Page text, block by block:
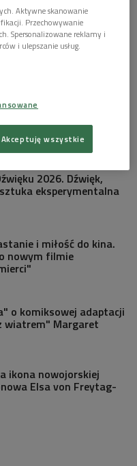
Mazowsza do
wystawa w Płocku
porzuci "Avatara"?
inne historie - mówi
2026. Dźwięk,
eksperymentalna
i miłość do kina.
nowym filmie
o komiksowej adaptacji
wiatrem" Margaret
ikona nowojorskiej
Elsa von Freytag-
Aktywne skanowanie
Przechowywanie
Spersonalizowane reklamy i
i ulepszanie usług.
Akceptuję wszystkie